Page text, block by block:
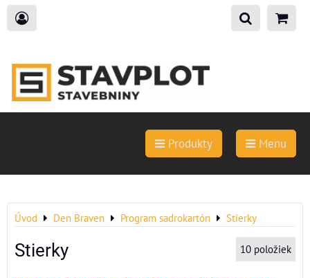
Produkty Menu
Úvod Den Braven Program sadrokartón Stierky
Stierky 10 položiek